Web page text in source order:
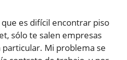
es difícil encontrar piso
sólo te salen empresas
particular. Mi problema se